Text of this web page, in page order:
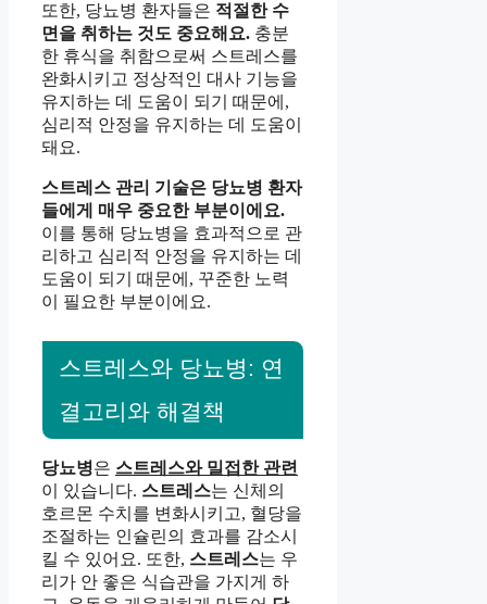
또한, 당뇨병 환자들은 적절한 수
면을 취하는 것도 중요해요. 충분
한 휴식을 취함으로써 스트레스를
완화시키고 정상적인 대사 기능을
유지하는 데 도움이 되기 때문에,
심리적 안정을 유지하는 데 도움이
돼요.
스트레스 관리 기술은 당뇨병 환자
들에게 매우 중요한 부분이에요.
이를 통해 당뇨병을 효과적으로 관
리하고 심리적 안정을 유지하는 데
도움이 되기 때문에, 꾸준한 노력
이 필요한 부분이에요.
스트레스와 당뇨병: 연
결고리와 해결책
당뇨병은 스트레스와 밀접한 관련
이 있습니다. 스트레스는 신체의
호르몬 수치를 변화시키고, 혈당을
조절하는 인슐린의 효과를 감소시
킬 수 있어요. 또한, 스트레스는 우
리가 안 좋은 식습관을 가지게 하